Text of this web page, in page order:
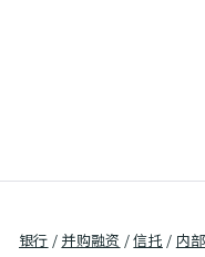
银行 / 并购融资 /信托 / 内